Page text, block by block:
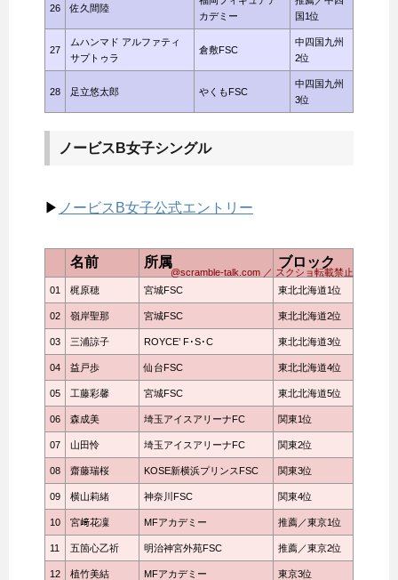
26 佐久間陸
カデミー
国1位
27
ムハンマド アルファティ
サプトゥラ
倉敷FSC
中四国九州
2位
28 足立悠太郎 やくもFSC
中四国九州
3位
ノービスB女子シングル
▶ ノービスB女子公式エントリー
@scramble-talk.com ／ スクショ転載禁止
名前 所属 ブロック
01 梶原穂 宮城FSC 東北北海道1位
02 嶺岸聖那 宮城FSC 東北北海道2位
03 三浦諒子 ROYCE’ F･S･C 東北北海道3位
04 益戸歩 仙台FSC 東北北海道4位
05 工藤彩馨 宮城FSC 東北北海道5位
06 森成美 埼玉アイスアリーナFC 関東1位
07 山田怜 埼玉アイスアリーナFC 関東2位
08 齋藤瑞桜 KOSE新横浜プリンスFSC 関東3位
09 横山莉緒 神奈川FSC 関東4位
10 宮﨑花凜 MFアカデミー 推薦／東京1位
11 五箇心乙祈 明治神宮外苑FSC 推薦／東京2位
12 植竹美結 MFアカデミー 東京3位